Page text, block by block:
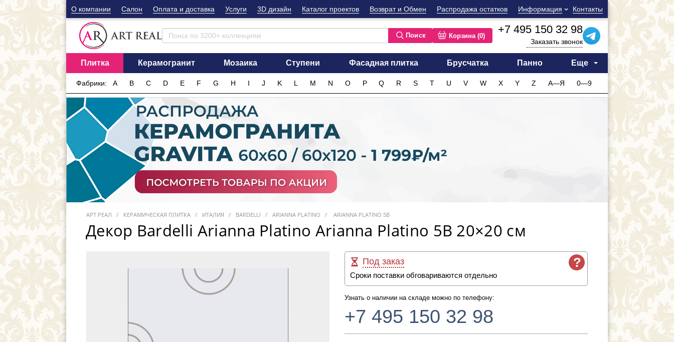
О компании Cалон Оплата и доставка Услуги 3D дизайн Каталог проектов Возврат и Обмен Распродажа остатков Информация Контакты
Поиск Корзина (0)
+7 495 150 32 98
Заказать звонок
Плитка Керамогранит Мозаика Ступени Фасадная плитка Брусчатка Панно Еще
Фабрики: A B C D E F G H I J K L M N O P Q R S T U V W X Y Z А—Я 0—9
АРТ РЕАЛ КЕРАМИЧЕСКАЯ ПЛИТКА ИТАЛИЯ BARDELLI ARIANNA PLATINO ARIANNA PLATINO 5B
Декор Bardelli Arianna Platino Arianna Platino 5B 20×20 см
?
Под заказ
Сроки поставки обговариваются отдельно
Узнать о наличии на складе можно по телефону:
+7 495 150 32 98